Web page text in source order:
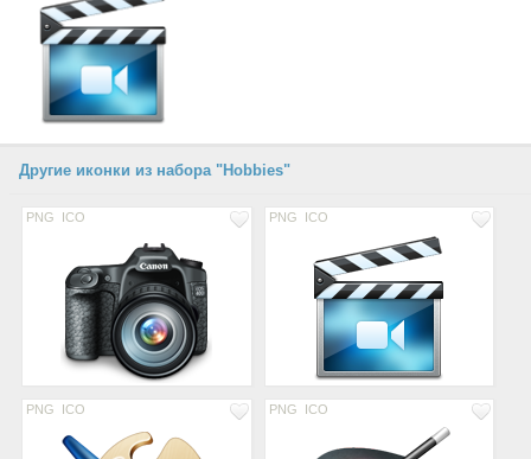
Другие иконки из набора "Hobbies"
PNG ICO PNG ICO
PNG ICO PNG ICO